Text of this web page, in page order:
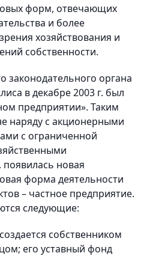
форм, отвечающих
и более
хозяйствования и
собственности.
законодательного органа
в декабре 2003 г. был
предприятии». Таким
наряду с акционерными
с ограниченной
новая
форма деятельности
– частное предприятие.
следующие:
собственником
его уставный фонд